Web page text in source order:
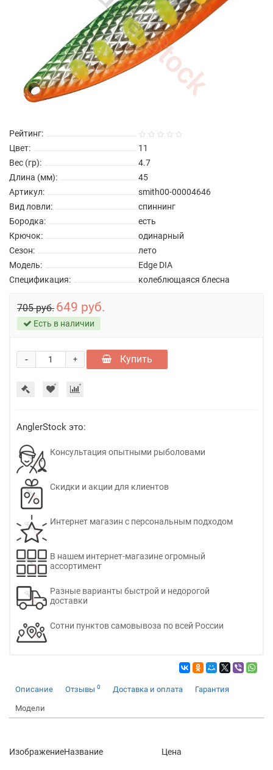
Рейтинг:
Цвет:
11
Вес (гр):
4.7
Длина (мм):
45
Артикул:
smith00-00004646
Вид ловли:
спиннинг
Бородка:
есть
Крючок:
одинарный
Сезон:
лето
Модель:
Edge DIA
Спецификация:
колеблющаяся блесна
705 руб. 649 руб.
Есть в наличии
+
- Купить
AnglerStock это:
Консультация опытными рыболовами
Скидки и акции для клиентов
Интернет магазин с персональным подходом
В нашем интернет-магазине огромный
ассортимент
Разные варианты быстрой и недорогой
доставки
Сотни пунктов самовывоза по всей России
Описание Отзывы 0 Доставка и оплата Гарантия
Модели
ИзображениеНазвание Цена